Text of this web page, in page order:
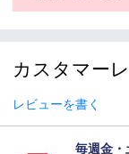
カスタマー
レビューを書く
毎週金・